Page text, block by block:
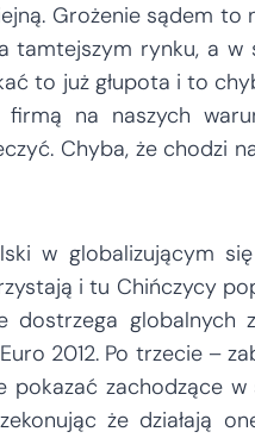
Grożenie sądem
tamtejszym rynku, a
to już głupota i to
na naszych
Chyba, że chodzi
w globalizującym
i tu Chińczycy
globalnych
2012. Po trzecie –
zachodzące
że działają